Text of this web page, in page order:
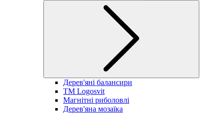
Дерев'яні балансири
TM Logosvit
Магнітні риболовлі
Дерев'яна мозаїка